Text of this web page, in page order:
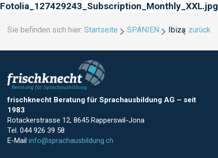
Fotolia_127429243_Subscription_Monthly_XXL.jpg
Sie befinden sich hier: Startseite SPANIEN Ibiza zurück
frischknecht Beratung für Sprachausbildung AG – seit
1983
Rotackerstrasse 12, 8645 Rapperswil-Jona
Tel. 044 926 39 58
E-Mail info@sprachausbildung.ch